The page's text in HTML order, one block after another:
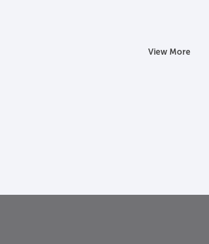
View More